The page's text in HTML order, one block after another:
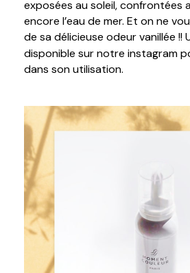
exposées au soleil, confrontées
encore l’eau de mer. Et on ne
de sa délicieuse odeur vanillée !!
disponible sur notre instagram
dans son utilisation.